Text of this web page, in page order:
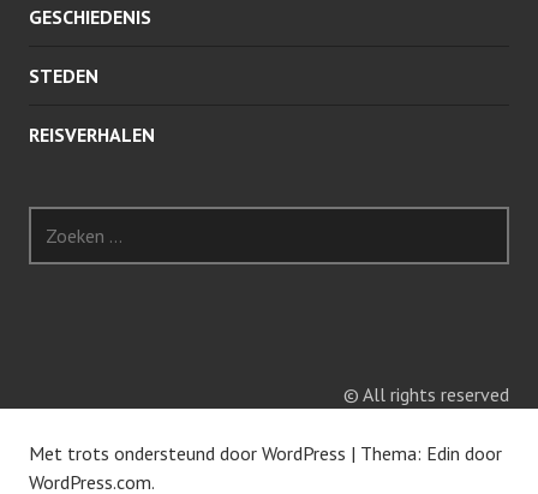
GESCHIEDENIS
STEDEN
REISVERHALEN
a
r
© All rights reserved
Met trots ondersteund door WordPress | Thema: Edin door
WordPress.com.